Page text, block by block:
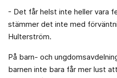
- Det får helst inte heller vara
stämmer det inte med
Hulterström.
På barn- och
barnen inte bara får mer lust